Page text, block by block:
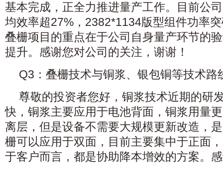
基本完成，正全力推进量产工作。目前公
均效率超27%，2382*1134版型组件功率
叠栅项目的重点在于公司自身量产环节的
提升。感谢您对公司的关注，谢谢！
Q3：叠栅技术与铜浆、银包铜等技术路
尊敬的投资者您好，铜浆技术近期的研
快，铜浆主要应用于电池背面，铜浆用量
离层，但是设备不需要大规模更新改造，
栅可以应用于双面，目前主要集中于正面
于客户而言，都是协助降本增效的方案。